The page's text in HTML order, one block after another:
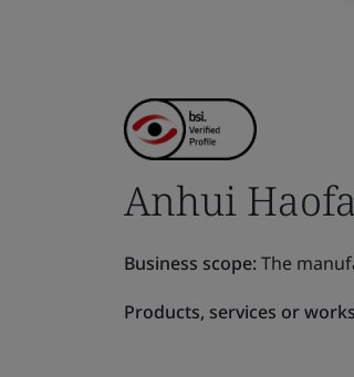
Anhui
Business scope:The
Products, services or